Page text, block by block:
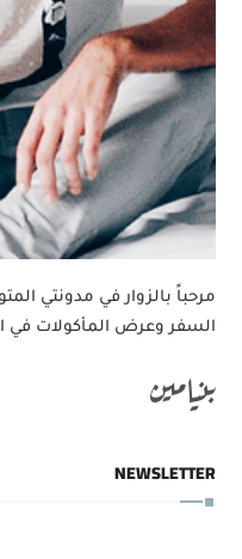
مرحباً بالزوار في مدونتي
السفر وعرض المأكولات في
بنيامين
NEWSLETTER